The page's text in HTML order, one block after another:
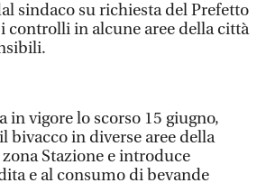
sindaco su richiesta del Prefetto
controlli in alcune aree della città
in vigore lo scorso 15 giugno,
bivacco in diverse aree della
Stazione e introduce
e al consumo di bevande